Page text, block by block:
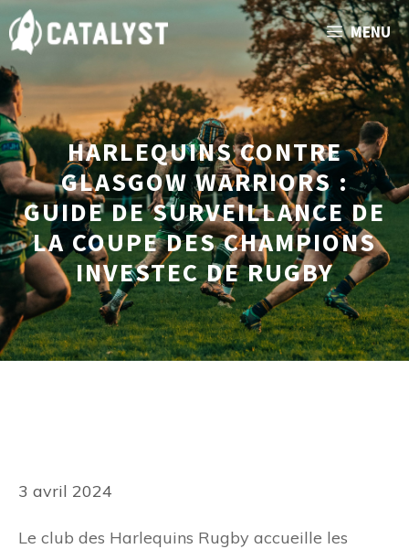
Aller
au
contenu
MENU
HARLEQUINS CONTRE
GLASGOW WARRIORS :
GUIDE DE SURVEILLANCE DE
LA COUPE DES CHAMPIONS
INVESTEC DE RUGBY
3 avril 2024
Le club des Harlequins Rugby accueille les